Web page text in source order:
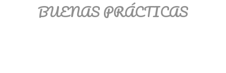
BUENAS PRÁCTICAS